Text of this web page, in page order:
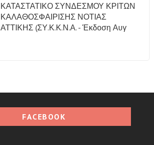
ΚΑΤΑΣΤΑΤΙΚΟ ΣΥΝΔΕΣΜΟΥ ΚΡΙΤΩΝ
ΚΑΛΑΘΟΣΦΑΙΡΙΣΗΣ ΝΟΤΙΑΣ
ΑΤΤΙΚΗΣ (ΣΥ.Κ.Κ.Ν.Α. - Έκδοση Αυγ
FACEBOOK